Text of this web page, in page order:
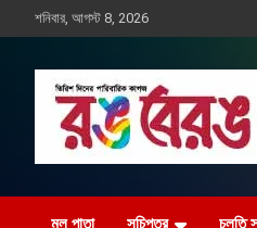
to
শনিবার, আগস্ট 8, 2026
রঙ বেরঙ
মূল পাতা সূচিপত্র চলতি